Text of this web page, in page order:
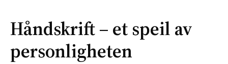
Håndskrift – et speil av
personligheten